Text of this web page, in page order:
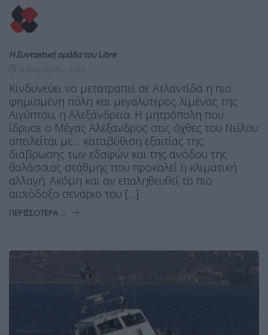
Η Συντακτική ομάδα του Libre
Κινδυνεύει να μετατραπεί σε Ατλαντίδα η πιο
φημισμένη πόλη και μεγαλύτερος λιμένας της
Αιγύπτου, η Αλεξάνδρεια. Η μητρόπολη που
ίδρυσε ο Μέγας Αλέξανδρος στις όχθες του Νείλου
απειλείται με… καταβύθιση εξαιτίας της
διάβρωσης των εδαφών και της ανόδου της
θαλάσσιας στάθμης που προκαλεί η κλιματική
αλλαγή. Ακόμη και αν επαληθευθεί το πιο
αισιόδοξο σενάριο του […]
ΠΕΡΙΣΣΌΤΕΡΑ ...